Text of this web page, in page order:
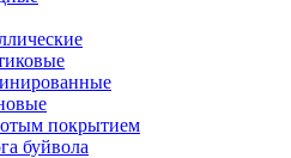
покрытием
буйвола